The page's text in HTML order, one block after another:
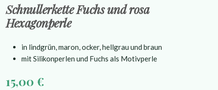
Schnullerkette Fuchs und rosa
Hexagonperle
in lindgrün, maron, ocker, hellgrau und braun
mit Silikonperlen und Fuchs als Motivperle
15,00 €